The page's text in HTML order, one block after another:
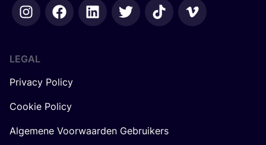
LEGAL
Privacy Policy
Cookie Policy
Algemene Voorwaarden Gebruikers